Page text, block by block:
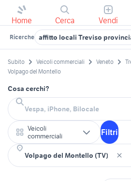
Home Cerca Vendi
Ricerche affitto locali Treviso
Subito Veicoli commerciali Veneto
Volpago del Montello
Cosa cerchi?
Veicoli
commerciali
Filtri